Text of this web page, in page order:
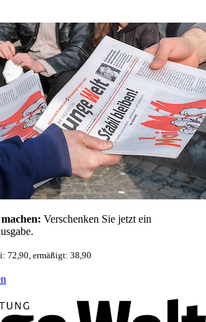
Verschenken Sie jetzt ein
72,90, ermäßigt: 38,90